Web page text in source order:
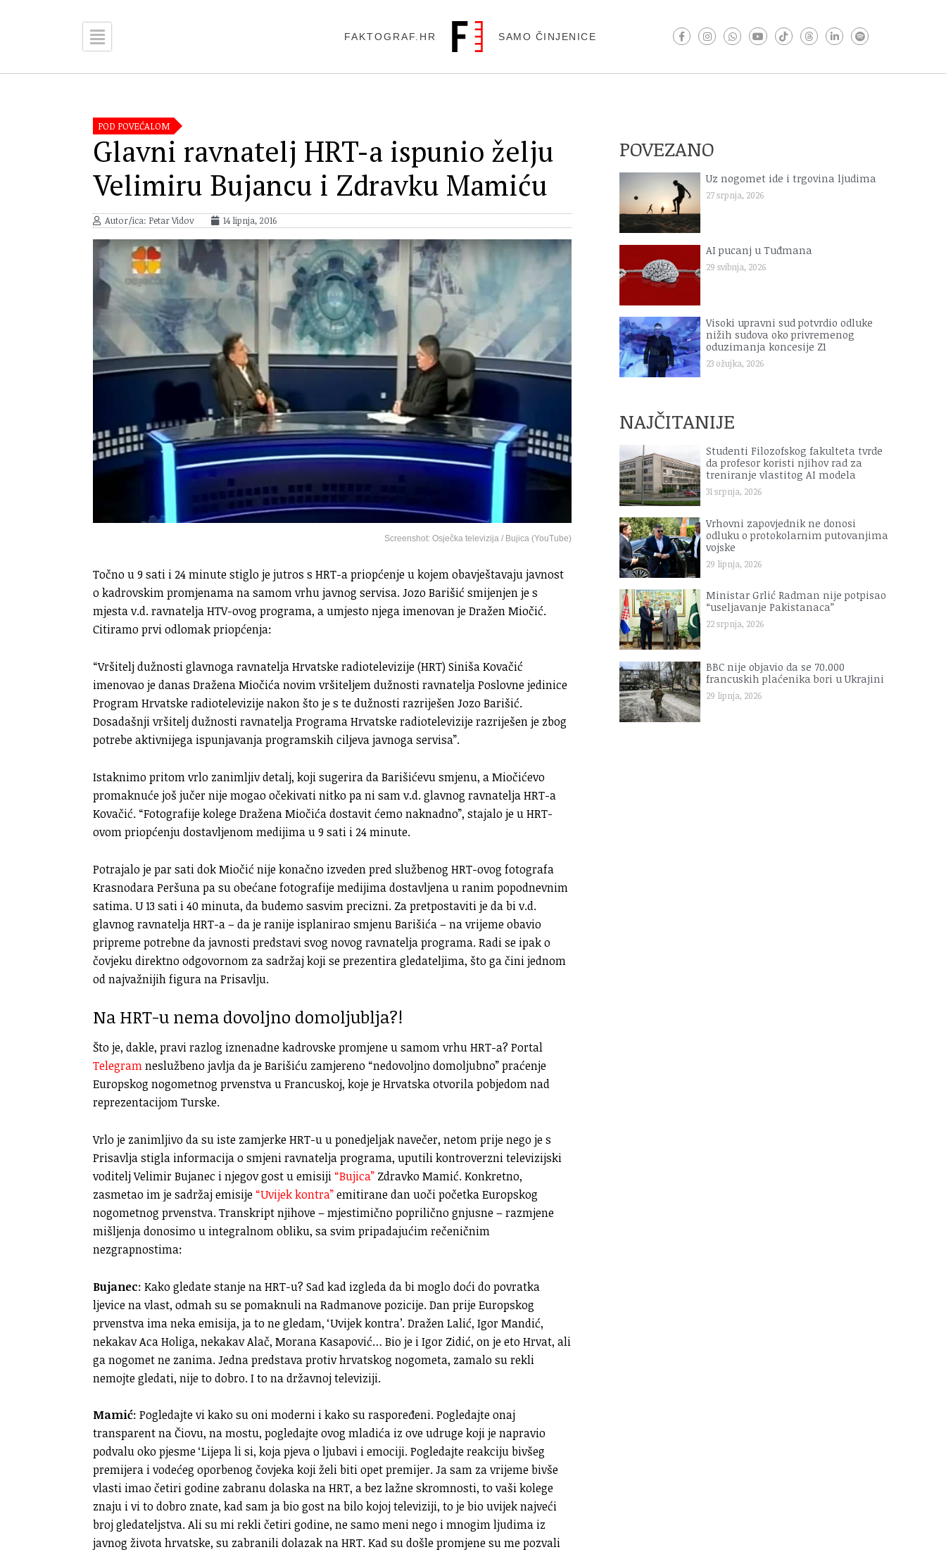
FAKTOGRAF.HR SAMO ČINJENICE
POD POVEĆALOM
Glavni ravnatelj HRT-a ispunio želju
Velimiru Bujancu i Zdravku Mamiću
Autor/ica: Petar Vidov 14 lipnja, 2016
Screenshot: Osječka televizija / Bujica (YouTube)
Točno u 9 sati i 24 minute stiglo je jutros s HRT-a priopćenje u kojem obavještavaju javnost
o kadrovskim promjenama na samom vrhu javnog servisa. Jozo Barišić smijenjen je s
mjesta v.d. ravnatelja HTV-ovog programa, a umjesto njega imenovan je Dražen Miočić.
Citiramo prvi odlomak priopćenja:
“Vršitelj dužnosti glavnoga ravnatelja Hrvatske radiotelevizije (HRT) Siniša Kovačić
imenovao je danas Dražena Miočića novim vršiteljem dužnosti ravnatelja Poslovne jedinice
Program Hrvatske radiotelevizije nakon što je s te dužnosti razriješen Jozo Barišić.
Dosadašnji vršitelj dužnosti ravnatelja Programa Hrvatske radiotelevizije razriješen je zbog
potrebe aktivnijega ispunjavanja programskih ciljeva javnoga servisa”.
Istaknimo pritom vrlo zanimljiv detalj, koji sugerira da Barišićevu smjenu, a Miočićevo
promaknuće još jučer nije mogao očekivati nitko pa ni sam v.d. glavnog ravnatelja HRT-a
Kovačić. “Fotografije kolege Dražena Miočića dostavit ćemo naknadno”, stajalo je u HRT-
ovom priopćenju dostavljenom medijima u 9 sati i 24 minute.
Potrajalo je par sati dok Miočić nije konačno izveden pred službenog HRT-ovog fotografa
Krasnodara Peršuna pa su obećane fotografije medijima dostavljena u ranim popodnevnim
satima. U 13 sati i 40 minuta, da budemo sasvim precizni. Za pretpostaviti je da bi v.d.
glavnog ravnatelja HRT-a – da je ranije isplanirao smjenu Barišića – na vrijeme obavio
pripreme potrebne da javnosti predstavi svog novog ravnatelja programa. Radi se ipak o
čovjeku direktno odgovornom za sadržaj koji se prezentira gledateljima, što ga čini jednom
od najvažnijih figura na Prisavlju.
Na HRT-u nema dovoljno domoljublja?!
Što je, dakle, pravi razlog iznenadne kadrovske promjene u samom vrhu HRT-a? Portal
Telegramneslužbeno javlja da je Barišiću zamjereno “nedovoljno domoljubno” praćenje
Europskog nogometnog prvenstva u Francuskoj, koje je Hrvatska otvorila pobjedom nad
reprezentacijom Turske.
Vrlo je zanimljivo da su iste zamjerke HRT-u u ponedjeljak navečer, netom prije nego je s
Prisavlja stigla informacija o smjeni ravnatelja programa, uputili kontroverzni televizijski
voditelj Velimir Bujanec i njegov gost u emisiji “Bujica” Zdravko Mamić. Konkretno,
zasmetao im je sadržaj emisije “Uvijek kontra”emitirane dan uoči početka Europskog
nogometnog prvenstva. Transkript njihove – mjestimično poprilično gnjusne – razmjene
mišljenja donosimo u integralnom obliku, sa svim pripadajućim rečeničnim
nezgrapnostima:
Bujanec: Kako gledate stanje na HRT-u? Sad kad izgleda da bi moglo doći do povratka
ljevice na vlast, odmah su se pomaknuli na Radmanove pozicije. Dan prije Europskog
prvenstva ima neka emisija, ja to ne gledam, ‘Uvijek kontra’. Dražen Lalić, Igor Mandić,
nekakav Aca Holiga, nekakav Alač, Morana Kasapović… Bio je i Igor Zidić, on je eto Hrvat, ali
ga nogomet ne zanima. Jedna predstava protiv hrvatskog nogometa, zamalo su rekli
nemojte gledati, nije to dobro. I to na državnoj televiziji.
Mamić: Pogledajte vi kako su oni moderni i kako su raspoređeni. Pogledajte onaj
transparent na Čiovu, na mostu, pogledajte ovog mladića iz ove udruge koji je napravio
podvalu oko pjesme ‘Lijepa li si, koja pjeva o ljubavi i emociji. Pogledajte reakciju bivšeg
premijera i vodećeg oporbenog čovjeka koji želi biti opet premijer. Ja sam za vrijeme bivše
vlasti imao četiri godine zabranu dolaska na HRT, a bez lažne skromnosti, to vaši kolege
znaju i vi to dobro znate, kad sam ja bio gost na bilo kojoj televiziji, to je bio uvijek najveći
broj gledateljstva. Ali su mi rekli četiri godine, ne samo meni nego i mnogim ljudima iz
javnog života hrvatske, su zabranili dolazak na HRT. Kad su došle promjene su me pozvali
POVEZANO
Uz nogomet ide i trgovina ljudima
27 srpnja, 2026
AI pucanj u Tuđmana
29 svibnja, 2026
Visoki upravni sud potvrdio odluke
nižih sudova oko privremenog
oduzimanja koncesije Z1
23 ožujka, 2026
NAJČITANIJE
Studenti Filozofskog fakulteta tvrde
da profesor koristi njihov rad za
treniranje vlastitog AI modela
31 srpnja, 2026
Vrhovni zapovjednik ne donosi
odluku o protokolarnim putovanjima
vojske
29 lipnja, 2026
Ministar Grlić Radman nije potpisao
“useljavanje Pakistanaca”
22 srpnja, 2026
BBC nije objavio da se 70.000
francuskih plaćenika bori u Ukrajini
29 lipnja, 2026